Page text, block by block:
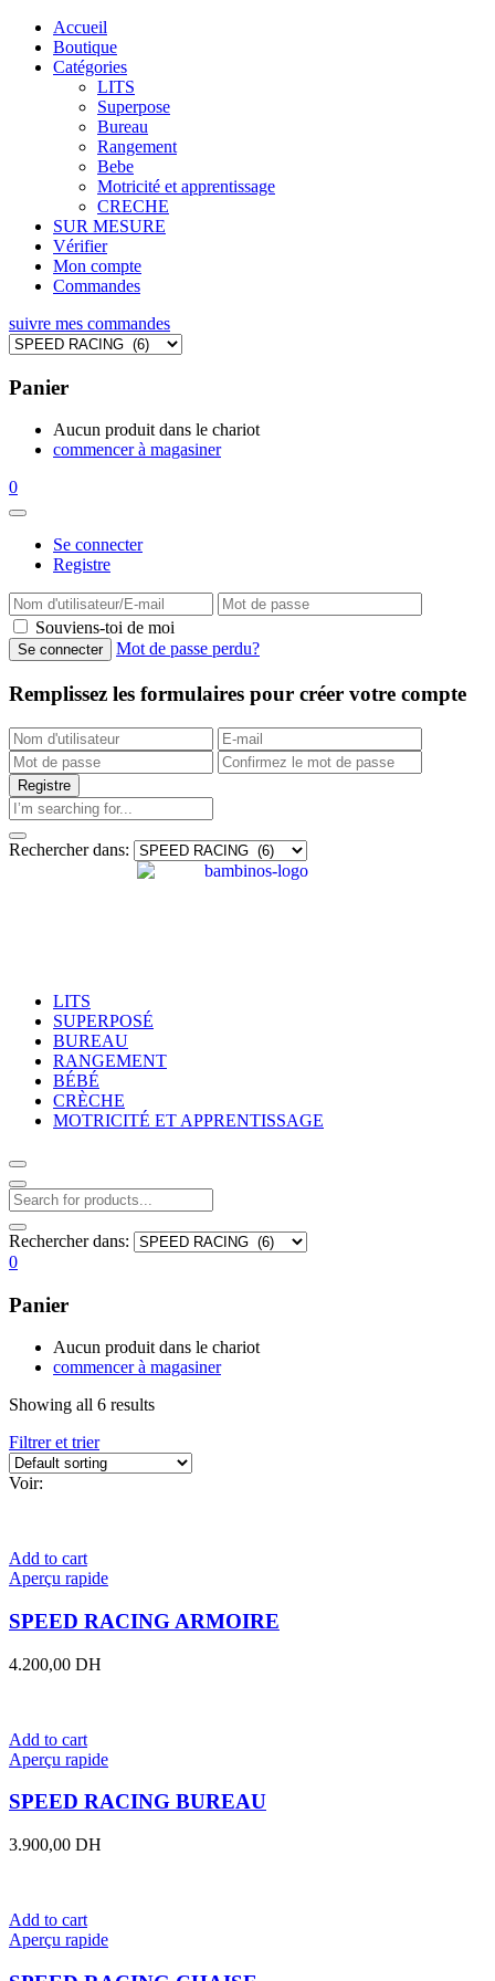
Accueil
Boutique
Catégories
LITS
Superpose
Bureau
Rangement
Bebe
Motricité et apprentissage
CRECHE
SUR MESURE
Vérifier
Mon compte
Commandes
suivre mes commandes
Panier
Aucun produit dans le chariot
commencer à magasiner
0
Se connecter
Registre
Souviens-toi de moi
Mot de passe perdu?
Remplissez les formulaires pour créer votre compte
Rechercher dans:
LITS
SUPERPOSÉ
BUREAU
RANGEMENT
BÉBÉ
CRÈCHE
MOTRICITÉ ET APPRENTISSAGE
Rechercher dans:
0
Panier
Aucun produit dans le chariot
commencer à magasiner
Showing all 6 results
Filtrer et trier
Voir:
Add to cart
Aperçu rapide
SPEED RACING ARMOIRE
4.200,00 DH
Add to cart
Aperçu rapide
SPEED RACING BUREAU
3.900,00 DH
Add to cart
Aperçu rapide